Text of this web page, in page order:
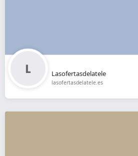
Lasofertasdelatele
lasofertasdelatele.es